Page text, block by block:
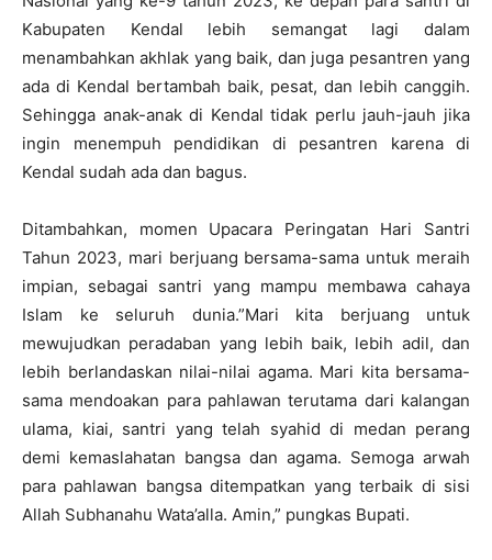
Kabupaten Kendal lebih semangat lagi dalam
menambahkan akhlak yang baik, dan juga pesantren yang
ada di Kendal bertambah baik, pesat, dan lebih canggih.
Sehingga anak-anak di Kendal tidak perlu jauh-jauh jika
ingin menempuh pendidikan di pesantren karena di
Kendal sudah ada dan bagus.
Ditambahkan, momen Upacara Peringatan Hari Santri
Tahun 2023, mari berjuang bersama-sama untuk meraih
impian, sebagai santri yang mampu membawa cahaya
Islam ke seluruh dunia.”Mari kita berjuang untuk
mewujudkan peradaban yang lebih baik, lebih adil, dan
lebih berlandaskan nilai-nilai agama. Mari kita bersama-
sama mendoakan para pahlawan terutama dari kalangan
ulama, kiai, santri yang telah syahid di medan perang
demi kemaslahatan bangsa dan agama. Semoga arwah
para pahlawan bangsa ditempatkan yang terbaik di sisi
Allah Subhanahu Wata’alla. Amin,” pungkas Bupati.